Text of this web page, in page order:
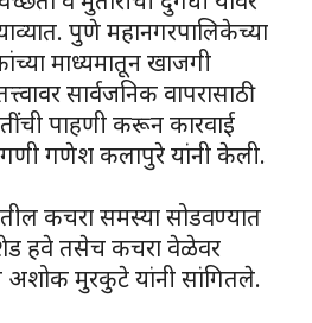
पुणे महानगरपालिकेच्या
माध्यमातून खाजगी
सार्वजनिक वापरासाठी
पाहणी करून कारवाई
गणेश कलापुरे यांनी केली.
कचरा समस्या सोडवण्यात
हवे तसेच कचरा वेळेवर
मुरकुटे यांनी सांगितले.